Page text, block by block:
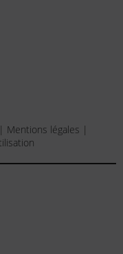
| Mentions légales |